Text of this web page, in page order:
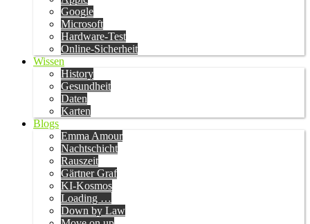
Google
Microsoft
Hardware-Test
Online-Sicherheit
Wissen
History
Gesundheit
Daten
Karten
Blogs
Emma Amour
Nachtschicht
Rauszeit
Gärtner Graf
KI-Kosmos
Loading …
Down by Law